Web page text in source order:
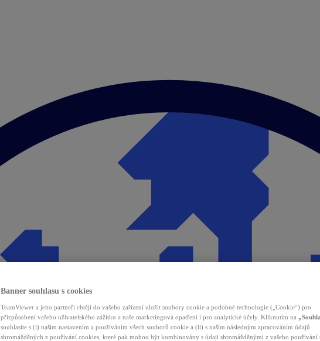
Banner souhlasu s cookies
TeamViewer a jeho partneři chtějí do vašeho zařízení uložit soubory cookie a podobné technologie („Cookie“) pro
přizpůsobení vašeho uživatelského zážitku a naše marketingová opatření i pro analytické účely. Kliknutím na
souhlasíte s (i) naším nastavením a používáním všech souborů cookie a (ii) s naším následným zpracováním údajů
shromážděných z používání cookies, které pak mohou být kombinovány s údaji shromážděnými z vašeho používání